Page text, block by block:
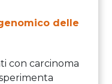
delle
con carcinoma